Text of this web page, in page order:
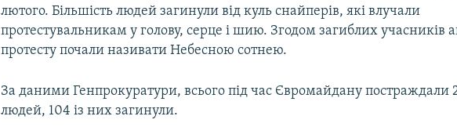
лютого. Більшість людей загинули від куль снайперів, які влучали
протестувальникам у голову, серце і шию. Згодом загиблих учасників
протесту почали називати Небесною сотнею.
За даними Генпрокуратури, всього під час Євромайдану постраждали
людей, 104 із них загинули.